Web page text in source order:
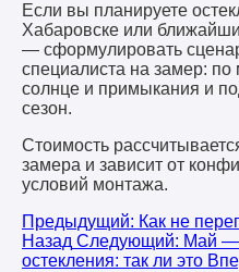
Если вы планируете
Хабаровске или
— сформулировать
специалиста на замер: по
солнце и примыкания и
сезон.
Стоимость
замера и зависит от
условий монтажа.
Предыдущий: Как не
Назад Следующий: Май —
остекления: так ли это